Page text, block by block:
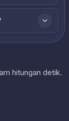
hitungan detik.